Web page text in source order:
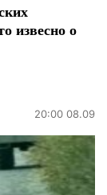
извесно о
20:00 08.09